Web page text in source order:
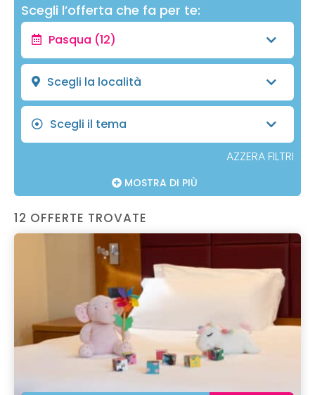
Scegli l’offerta che fa per te:
Pasqua (12)
Scegli la località
Scegli il tema
AZZERA FILTRI
MOSTRA DI PIÙ
12 OFFERTE TROVATE